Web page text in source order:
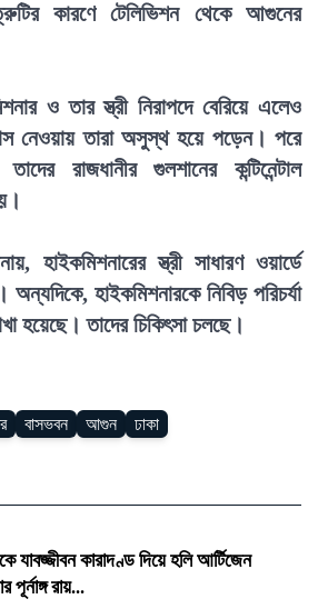
কারণে টেলিভিশন থেকে আগুনের
ও তার স্ত্রী নিরাপদে বেরিয়ে এলেও
নেওয়ায় তারা অসুস্থ হয়ে পড়েন। পরে
রাজধানীর গুলশানের কন্টিনেন্টাল
হাইকমিশনারের স্ত্রী সাধারণ ওয়ার্ডে
অন্যদিকে, হাইকমিশনারকে নিবিড় পরিচর্যা
হয়েছে। তাদের চিকিৎসা চলছে।
বাসভবন আগুন ঢাকা
যাবজ্জীবন কারাদণ্ড দিয়ে হলি আর্টিজেন
পূর্নাঙ্গ রায়...